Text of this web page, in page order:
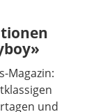
Magazin:
und